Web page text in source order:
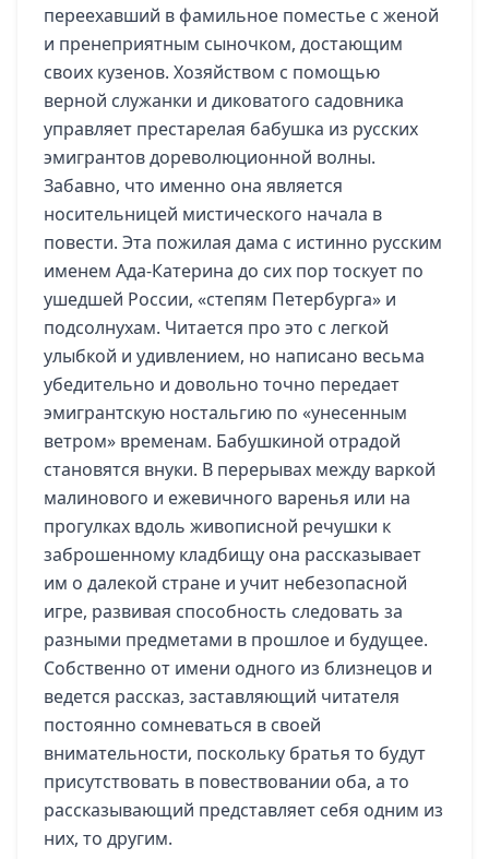
переехавший в фамильное поместье с женой
и пренеприятным сыночком, достающим
своих кузенов. Хозяйством с помощью
верной служанки и диковатого садовника
управляет престарелая бабушка из русских
эмигрантов дореволюционной волны.
Забавно, что именно она является
носительницей мистического начала в
повести. Эта пожилая дама с истинно русским
именем Ада-Катерина до сих пор тоскует по
ушедшей России, «степям Петербурга» и
подсолнухам. Читается про это с легкой
улыбкой и удивлением, но написано весьма
убедительно и довольно точно передает
эмигрантскую ностальгию по «унесенным
ветром» временам. Бабушкиной отрадой
становятся внуки. В перерывах между варкой
малинового и ежевичного варенья или на
прогулках вдоль живописной речушки к
заброшенному кладбищу она рассказывает
им о далекой стране и учит небезопасной
игре, развивая способность следовать за
разными предметами в прошлое и будущее.
Собственно от имени одного из близнецов и
ведется рассказ, заставляющий читателя
постоянно сомневаться в своей
внимательности, поскольку братья то будут
присутствовать в повествовании оба, а то
рассказывающий представляет себя одним из
них, то другим.